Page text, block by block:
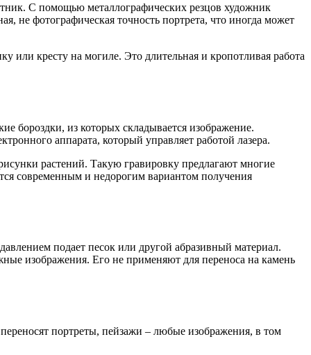
С помощью металлографических резцов художник
не фотографическая точность портрета, что иногда может
или кресту на могиле. Это длительная и кропотливая работа
бороздки, из которых складывается изображение.
аппарата, который управляет работой лазера.
растений. Такую гравировку предлагают многие
современным и недорогим вариантом получения
подает песок или другой абразивный материал.
изображения. Его не применяют для переноса на камень
портреты, пейзажи – любые изображения, в том